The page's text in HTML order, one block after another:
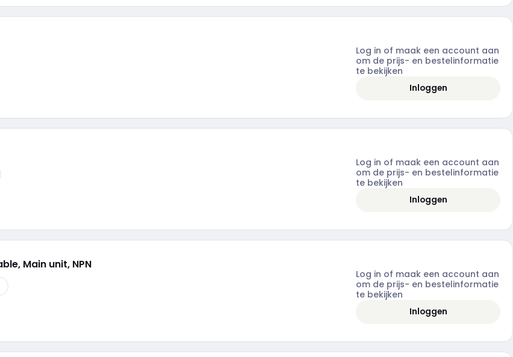
Log in of maak een account aan
om de prijs- en bestelinformatie
te bekijken
Inloggen
Log in of maak een account aan
om de prijs- en bestelinformatie
te bekijken
Inloggen
Main unit, NPN
Log in of maak een account aan
om de prijs- en bestelinformatie
te bekijken
Inloggen